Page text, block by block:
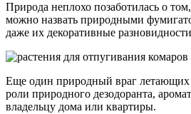
Природа неплохо позаботилась о
можно назвать природными
даже их декоративные
Еще один природный враг летающих
роли природного дезодоранта,
владельцу дома или квартиры.